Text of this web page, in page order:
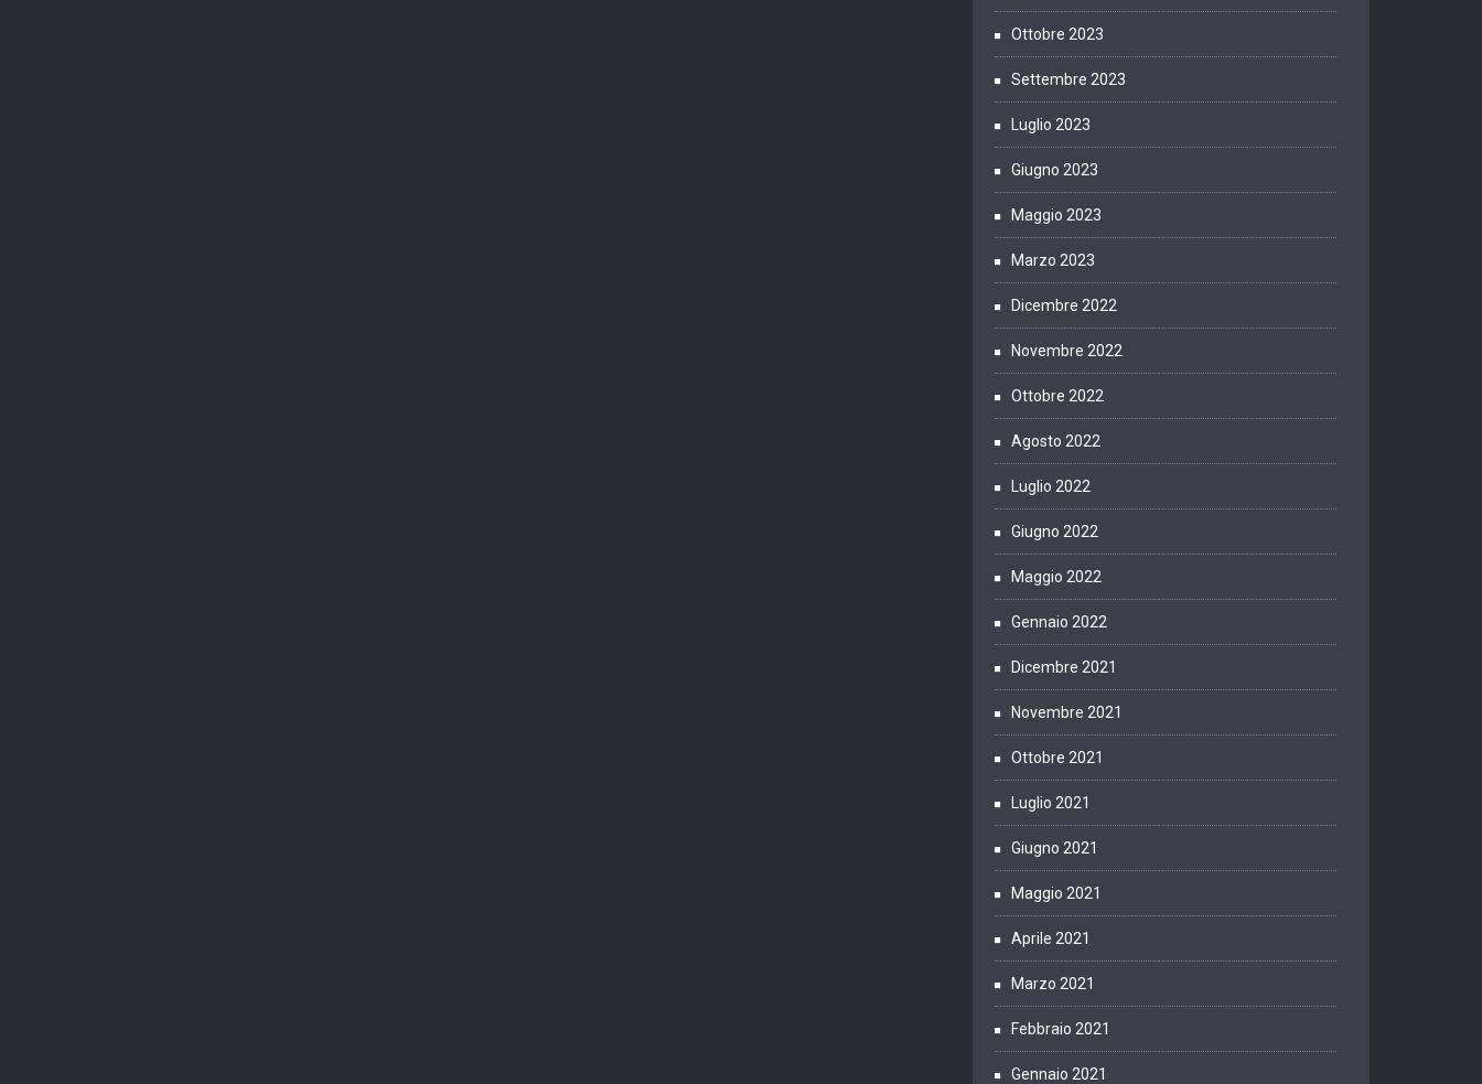
Ottobre 2023
Settembre 2023
Luglio 2023
Giugno 2023
Maggio 2023
Marzo 2023
Dicembre 2022
Novembre 2022
Ottobre 2022
Agosto 2022
Luglio 2022
Giugno 2022
Maggio 2022
Gennaio 2022
Dicembre 2021
Novembre 2021
Ottobre 2021
Luglio 2021
Giugno 2021
Maggio 2021
Aprile 2021
Marzo 2021
Febbraio 2021
Gennaio 2021